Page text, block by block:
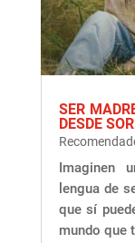
SER
DESDE
Imaginen
lengua de
que sí
mundo que